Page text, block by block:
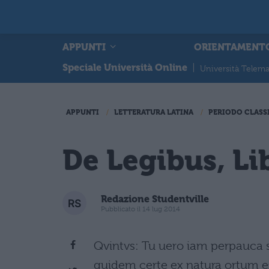
APPUNTI
Speciale Università Online
Università
APPUNTI LETTERATURA LATINA PERIODO
De Legibus,
Redazione Studentville
Pubblicato il 14 lug 2014
Qvintvs: Tu uero iam
quidem certe ex natura ortum